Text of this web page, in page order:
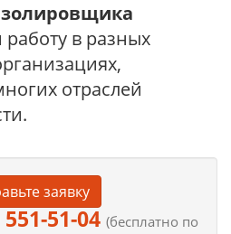
в разных
отраслей
заявку
51-04 (бесплатно по